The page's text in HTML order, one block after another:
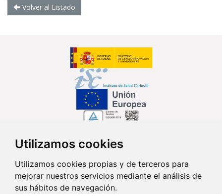
Utilizamos cookies
Utilizamos cookies propias y de terceros para
mejorar nuestros servicios mediante el análisis de
sus hábitos de navegación.
Volver al Listado
Síguenos en...
Contacto